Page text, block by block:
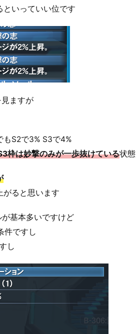
といっていい位です
ますが
S2で3% S3で4%
枠は妙撃のみが一歩抜けている状態
がると思います
基本多いですけど
件ですし
し